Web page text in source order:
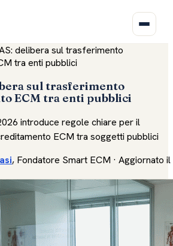
delibera sul trasferimento
tra enti pubblici
sul trasferimento
ECM tra enti pubblici
introduce regole chiare per il
ECM tra soggetti pubblici
, Fondatore Smart ECM · Aggiornato il